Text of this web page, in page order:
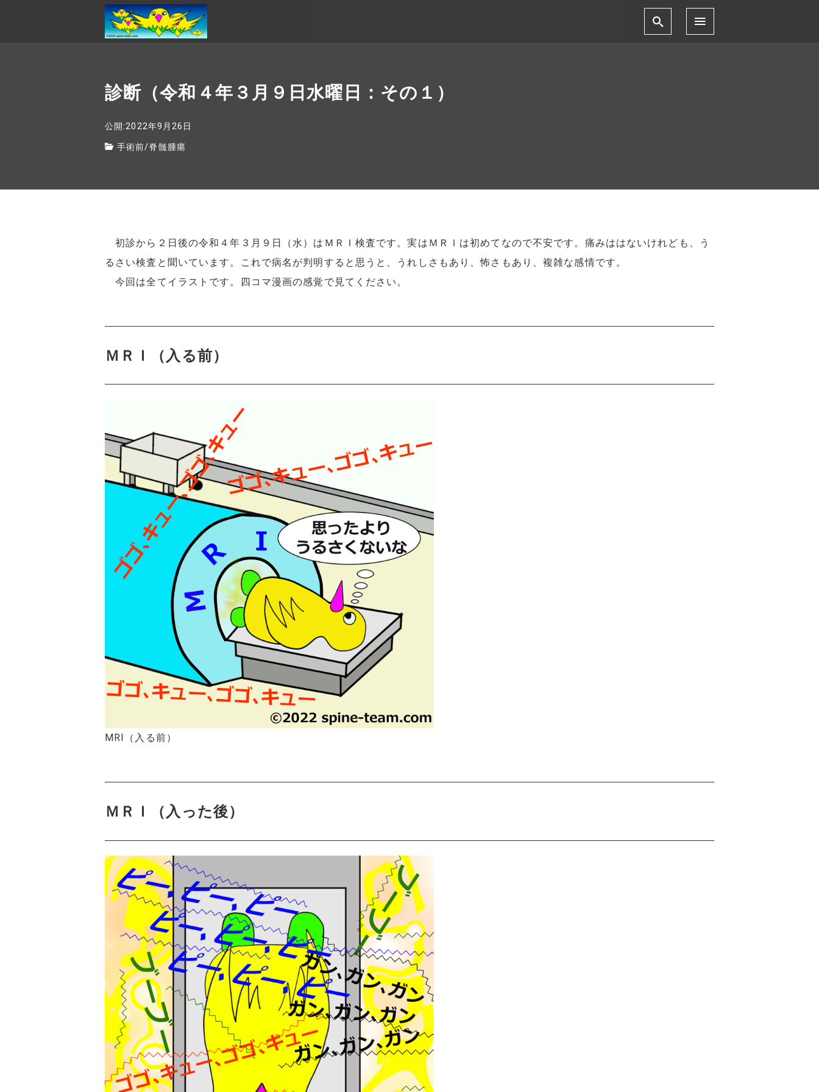
診断（令和４年３月９日水曜日：その１）
公開:2022年9月26日
手術前/脊髄腫瘍
初診から２日後の令和４年３月９日（水）はＭＲＩ検査です。実はＭＲＩは初めてなので不安です。痛みははないけれども、う
るさい検査と聞いています。これで病名が判明すると思うと、うれしさもあり、怖さもあり、複雑な感情です。
今回は全てイラストです。四コマ漫画の感覚で見てください。
ＭＲＩ（入る前）
MRI（入る前）
ＭＲＩ（入った後）